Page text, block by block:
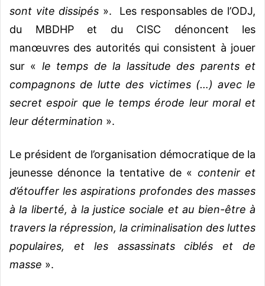
sont vite dissipés ». Les responsables de l’ODJ,
du MBDHP et du CISC dénoncent les
manœuvres des autorités qui consistent à jouer
sur « le temps de la lassitude des parents et
compagnons de lutte des victimes (…) avec le
secret espoir que le temps érode leur moral et
leur détermination ».
Le président de l’organisation démocratique de la
jeunesse dénonce la tentative de « contenir et
d’étouffer les aspirations profondes des masses
à la liberté, à la justice sociale et au bien-être à
travers la répression, la criminalisation des luttes
populaires, et les assassinats ciblés et de
masse ».